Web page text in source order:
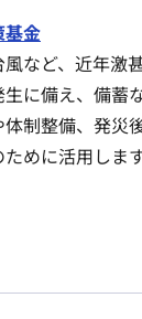
基金
など、近年激
生に備え、備蓄
体制整備、発災
めに活用します